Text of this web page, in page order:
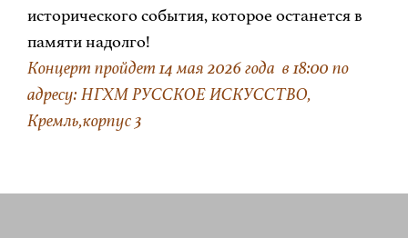
исторического события, которое останется в
памяти надолго!
Концерт пройдет 14 мая 2026 года в 18:00 по
адресу: НГХМ РУССКОЕ ИСКУССТВО,
Кремль,корпус 3